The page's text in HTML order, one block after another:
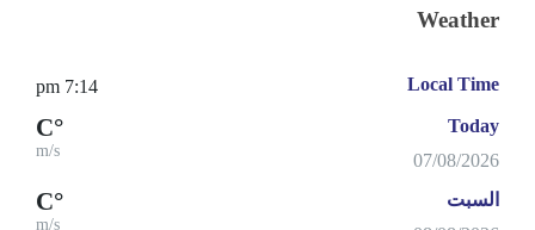
Weather
Local Time
7:14 pm
Today
07/08/2026
°C
m/s
السبت
°C
m/s